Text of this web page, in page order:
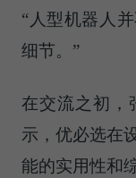
“人型机器人
细节。”
在交流之初，
示，优必选在
能的实用性和